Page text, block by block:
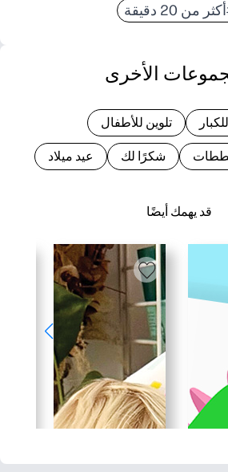
من 20 دقيقة
قد يهمك أيضًا
الأخرى
تلوين للأطفال
شكرًا لك عيد ميلاد